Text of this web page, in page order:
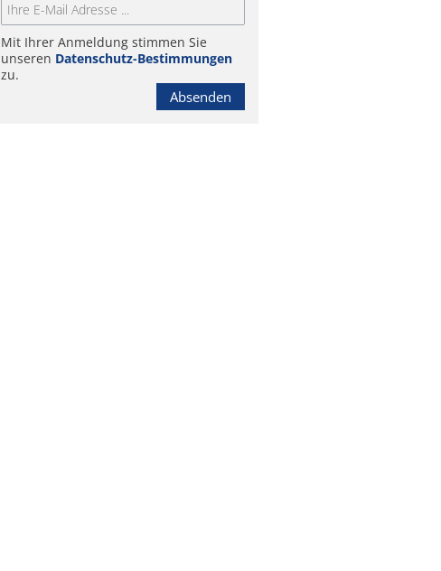
Mit Ihrer Anmeldung stimmen Sie
unseren Datenschutz-Bestimmungen
zu.
Absenden